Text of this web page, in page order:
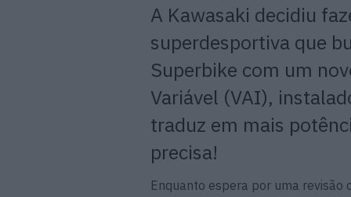
A Kawasaki decidiu
superdesportiva que
Superbike com um
Variável (VAI),
traduz em mais
precisa!
Enquanto espera por uma revisão